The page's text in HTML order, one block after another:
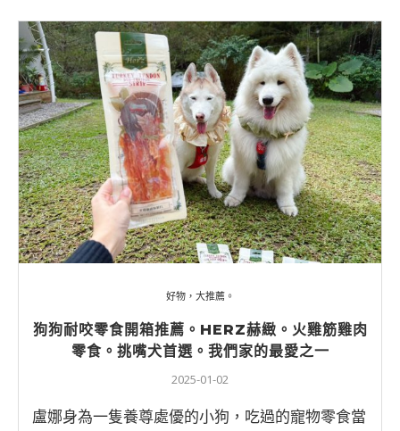
好物，大推薦。
狗狗耐咬零食開箱推薦。HERZ赫緻。火雞筋雞肉
零食。挑嘴犬首選。我們家的最愛之一
2025-01-02
盧娜身為一隻養尊處優的小狗，吃過的寵物零食當